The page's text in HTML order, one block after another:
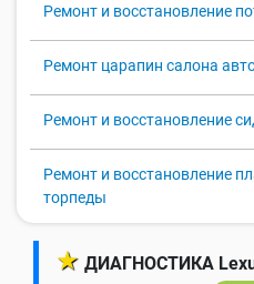
Ремонт и восстановление
Ремонт царапин салона
Ремонт и восстановление
Ремонт и восстановление
торпеды
★ ДИАГНОСТИКА